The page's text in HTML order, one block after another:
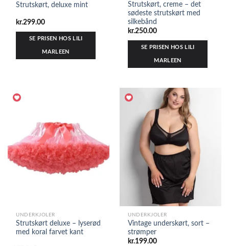
Strutskørt, deluxe mint
kr.299.00
SE PRISEN HOS LILI
MARLEEN
Strutskørt, creme – det
sødeste strutskørt med
silkebånd
kr.250.00
SE PRISEN HOS LILI
MARLEEN
UNDERKJOLER
Strutskørt deluxe – lyserød
med koral farvet kant
UNDERKJOLER
Vintage underskørt, sort –
strømper
kr.199.00